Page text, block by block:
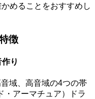
めることをおすすめし
徴
り
域、高音域の4つの帯
・アーマチュア）ドラ